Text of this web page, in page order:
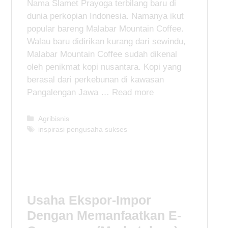
Nama Slamet Prayoga terbilang baru di
dunia perkopian Indonesia. Namanya ikut
popular bareng Malabar Mountain Coffee.
Walau baru didirikan kurang dari sewindu,
Malabar Mountain Coffee sudah dikenal
oleh penikmat kopi nusantara. Kopi yang
berasal dari perkebunan di kawasan
Pangalengan Jawa … Read more
C
a
e
s
Agribisnis
T
inspirasi pengusaha sukses
Usaha Ekspor-Impor
Dengan Memanfaatkan E-